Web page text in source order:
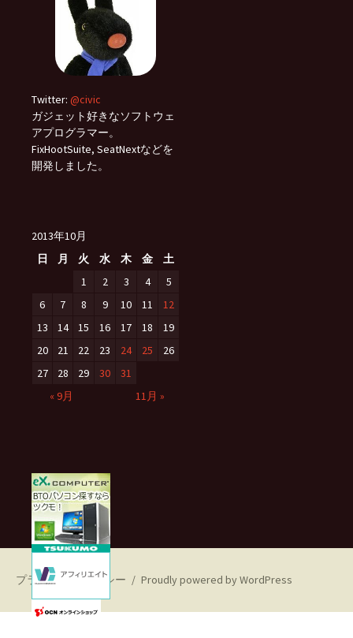
Twitter: @civic
ガジェット好きなソフトウェ
アプログラマー。
FixHootSuite, SeatNextなどを
開発しました。
2013年10月
日
月 火 水 木 金
土
1
2 3 4
5
6
7 8 9 10 11
12
13
14 15 16 17 18
19
20
21 22 23 24 25
26
27
28 29 30
31
« 9月
11月 »
プライバシーポリシー Proudly powered by WordPress